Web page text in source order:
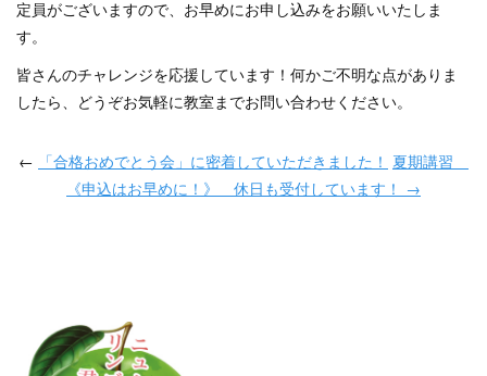
定員がございますので、お早めにお申し込みをお願いいたしま
す。
皆さんのチャレンジを応援しています！何かご不明な点がありま
したら、どうぞお気軽に教室までお問い合わせください。
← 「合格おめでとう会」に密着していただきました！ 夏期講習
《申込はお早めに！》 休日も受付しています！ →